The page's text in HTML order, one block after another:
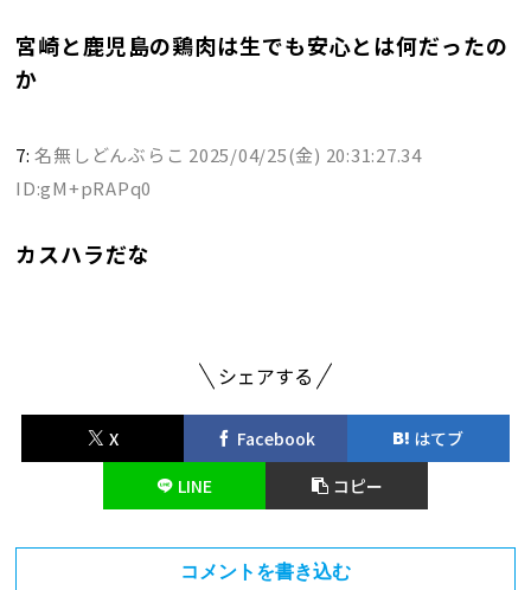
宮崎と鹿児島の鶏肉は生でも安心とは何だったの
か
7:名無しどんぶらこ 2025/04/25(金) 20:31:27.34
ID:gM+pRAPq0
カスハラだな
シェアする
X Facebook
はてブ
LINE
コピー
コメントを書き込む